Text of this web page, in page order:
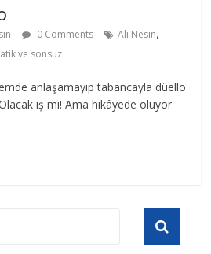
0 Comments Ali Nesin,
ve sonsuz
anlaşamayıp tabancayla düello
iş mi! Ama hikâyede oluyor